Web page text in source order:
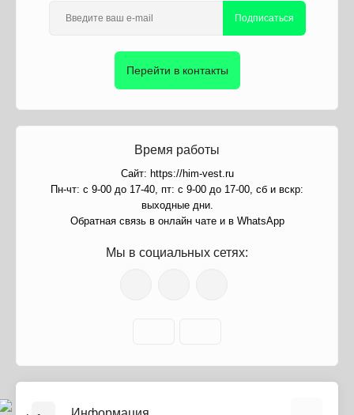
Подписаться
Перейти в контакты
Время работы
Сайт: https://him-vest.ru
Пн-чт: с 9-00 до 17-40, пт: с 9-00 до 17-00, сб и вскр:
выходные дни.
Обратная связь в онлайн чате и в WhatsApp
Мы в социальных сетях: